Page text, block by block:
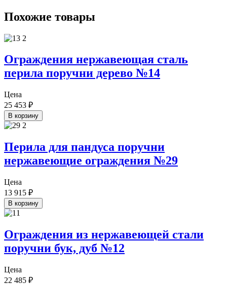
Похожие товары
Ограждения нержавеющая сталь
перила поручни дерево №14
Цена
25 453 ₽
В корзину
Перила для пандуса поручни
нержавеющие ограждения №29
Цена
13 915 ₽
В корзину
Ограждения из нержавеющей стали
поручни бук, дуб №12
Цена
22 485 ₽